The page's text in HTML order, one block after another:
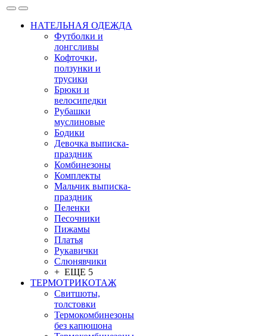
НАТЕЛЬНАЯ ОДЕЖДА
Футболки и
лонгсливы
Кофточки,
ползунки и
трусики
Брюки и
велосипедки
Рубашки
муслиновые
Бодики
Девочка выписка-
праздник
Комбинезоны
Комплекты
Мальчик выписка-
праздник
Пеленки
Песочники
Пижамы
Платья
Рукавички
Слюнявчики
+ ЕЩЕ 5
ТЕРМОТРИКОТАЖ
Свитшоты,
толстовки
Термокомбинезоны
без капюшона